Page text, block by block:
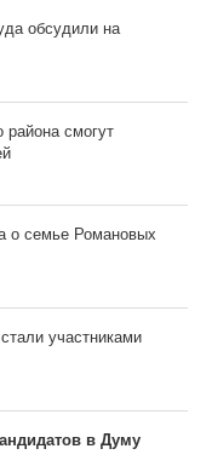
обсудили на
района смогут
о семье Романовых
участниками
в Думу